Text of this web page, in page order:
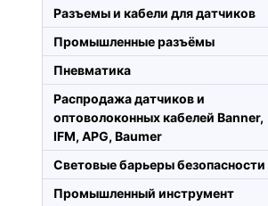
Разъемы и кабели для датчиков
Промышленные разъёмы
Пневматика
Распродажа датчиков и
оптоволоконных кабелей Banner,
IFM, APG, Baumer
Световые барьеры безопасности
Промышленный инструмент